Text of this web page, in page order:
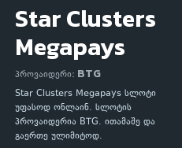
Star Clusters
Megapays
პროვაიდერი: BTG
Star Clusters Megapays სლოტი
უფასოდ ონლაინ. სლოტის
პროვაიდერია BTG. ითამაშე და
გაერთე ულიმიტოდ.